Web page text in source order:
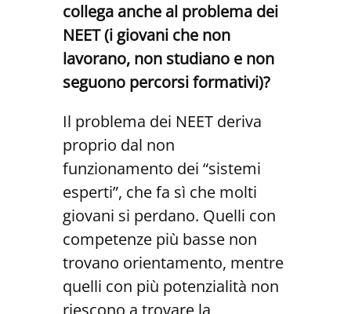
collega anche al problema dei
NEET (i giovani che non
lavorano, non studiano e non
seguono percorsi formativi)?
Il problema dei NEET deriva
proprio dal non
funzionamento dei “sistemi
esperti”, che fa sì che molti
giovani si perdano. Quelli con
competenze più basse non
trovano orientamento, mentre
quelli con più potenzialità non